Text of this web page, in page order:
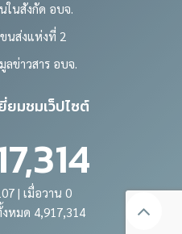
นในสังกัด อบจ.
นส่งแห่งที่ 2
ลข่าวสาร อบจ.
ยมชมเว็ปไซต์
| เมื่อวาน 0
หมด 4,917,314